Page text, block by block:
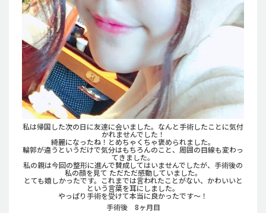
私は帰国した次の日に友達に会いました。なんと手術したことに気付
かれませんでした！
綺麗になったね！とめちゃくちゃ褒められました。
輪郭が違うというだけで気分はもちろんのこと、周囲の目線も変わっ
てきました。
私の親は今回の整形に進んで賛成してはいませんでしたが、手術後の
私の顔を見て ただただ感動していました。
とても嬉しかったです。これまでは言われたことがない、かわいいと
という言葉を耳にしました。
やっぱり手術を受けて本当に良かったです〜！
手術後 8ヶ月目